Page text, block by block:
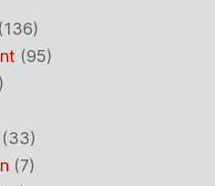
(136)
(95)
(33)
(7)